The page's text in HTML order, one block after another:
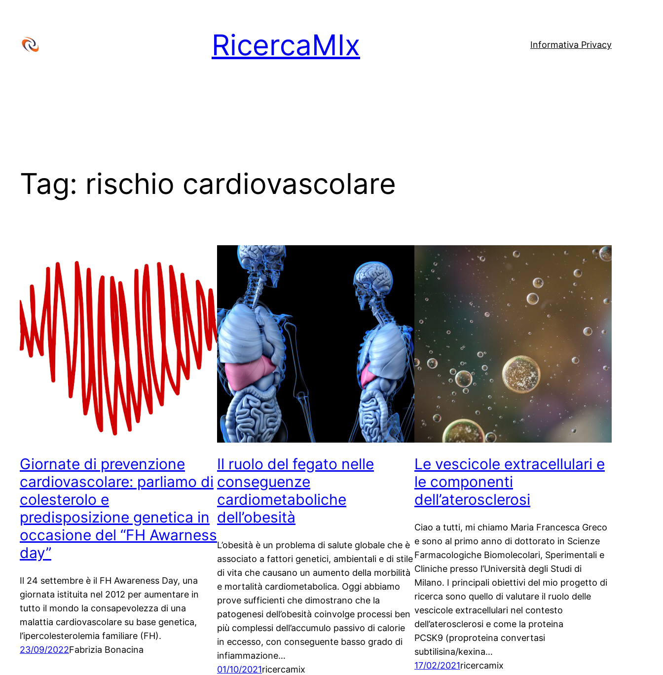
contenuto
RicercaMIx Informativa Privacy
Tag: rischio cardiovascolare
Giornate di prevenzione
cardiovascolare: parliamo di
colesterolo e
predisposizione genetica in
occasione del “FH Awarness
day”
Il 24 settembre è il FH Awareness Day, una
giornata istituita nel 2012 per aumentare in
tutto il mondo la consapevolezza di una
malattia cardiovascolare su base genetica,
l’ipercolesterolemia familiare (FH).
23/09/2022Fabrizia Bonacina
Il ruolo del fegato nelle
conseguenze
cardiometaboliche
dell’obesità
L’obesità è un problema di salute globale che è
associato a fattori genetici, ambientali e di stile
di vita che causano un aumento della morbilità
e mortalità cardiometabolica. Oggi abbiamo
prove sufficienti che dimostrano che la
patogenesi dell’obesità coinvolge processi ben
più complessi dell’accumulo passivo di calorie
in eccesso, con conseguente basso grado di
infiammazione…
01/10/2021ricercamix
Le vescicole extracellulari e
le componenti
dell’aterosclerosi
Ciao a tutti, mi chiamo Maria Francesca Greco
e sono al primo anno di dottorato in Scienze
Farmacologiche Biomolecolari, Sperimentali e
Cliniche presso l’Università degli Studi di
Milano. I principali obiettivi del mio progetto di
ricerca sono quello di valutare il ruolo delle
vescicole extracellulari nel contesto
dell’aterosclerosi e come la proteina
PCSK9 (proproteina convertasi
subtilisina/kexina…
17/02/2021ricercamix